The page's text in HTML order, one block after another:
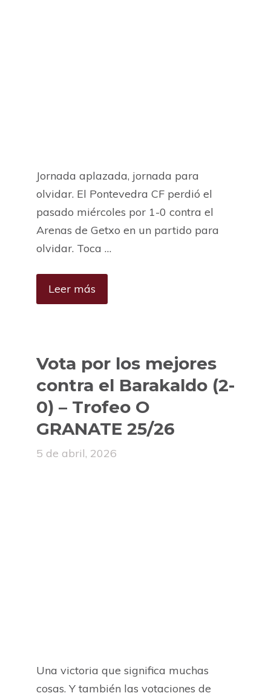
Jornada aplazada, jornada para
olvidar. El Pontevedra CF perdió el
pasado miércoles por 1-0 contra el
Arenas de Getxo en un partido para
olvidar. Toca …
Leer más
Vota por los mejores
contra el Barakaldo (2-
0) – Trofeo O
GRANATE 25/26
5 de abril, 2026
Una victoria que significa muchas
cosas. Y también las votaciones de